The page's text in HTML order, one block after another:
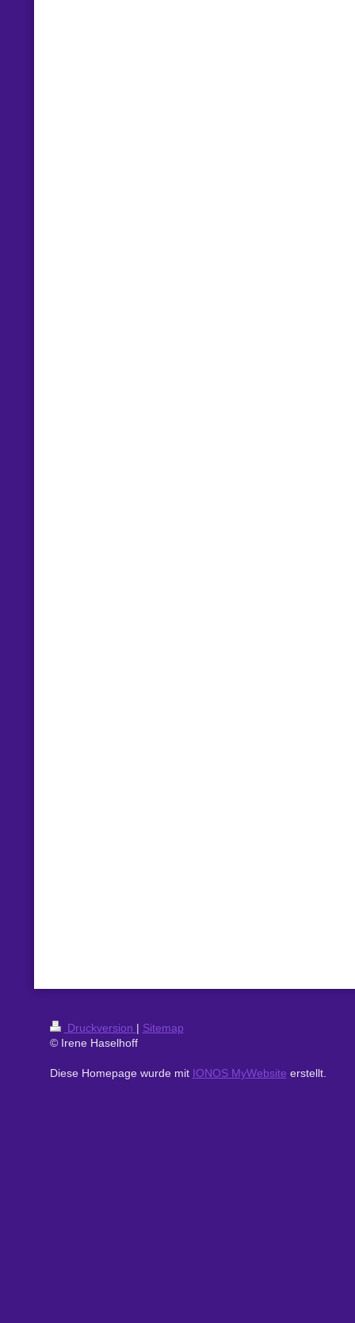
Druckversion | Sitemap
© Irene Haselhoff
Diese Homepage wurde mit IONOS MyWebsite erstellt.